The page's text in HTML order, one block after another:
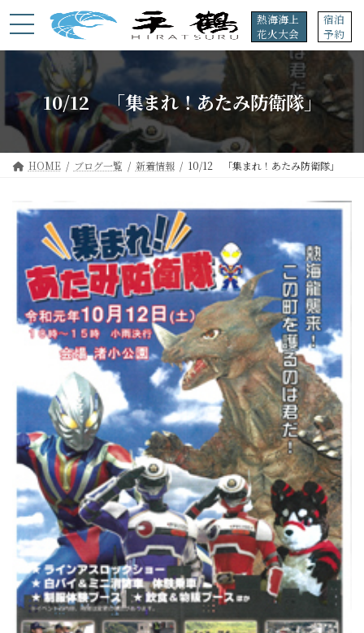
ン
ス
キ
プ
ビ
ン
に
動
熱海海上
花火大会
宿泊
予約
10/12 「集まれ！あたみ防衛隊」
HOME ブログ一覧 新着情報 10/12 「集まれ！あたみ防衛隊」